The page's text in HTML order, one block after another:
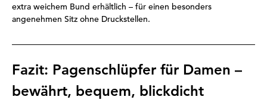
extra weichem Bund erhältlich – für einen besonders
angenehmen Sitz ohne Druckstellen.
Fazit: Pagenschlüpfer für Damen –
bewährt, bequem, blickdicht